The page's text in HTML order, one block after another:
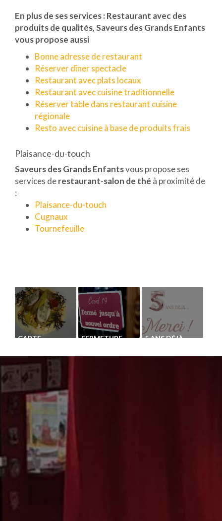
En plus de ses services : Restaurant avec des
produits de qualités, Saveurs des Grands Enfants
vous propose aussi
Bonne adresse de restaurant
Réserver dîner spectacle
Restaurant avec plats locaux
Restaurant avec cuisine traditionnelle
Réserver table dans restaurant cuisine
régionale
Resto avec cuisine à base de produits frais
Plaisance-du-touch
Saveurs des Grands Enfantsvous propose ses
services derestaurant-salon de thé à proximité de
:
Plaisance-du-touch
Cugnaux
Tournefeuille
CARTE
FERMETURE
5 ANS DÉJÀ